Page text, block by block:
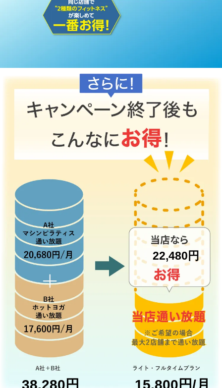
22,480円
38,280円 15,800円/月